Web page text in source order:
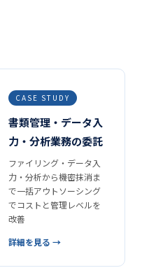
CASE STUDY
書類管理・データ入
力・分析業務の委託
ファイリング・データ入
力・分析から機密抹消ま
で一括アウトソーシング
でコストと管理レベルを
改善
詳細を見る →